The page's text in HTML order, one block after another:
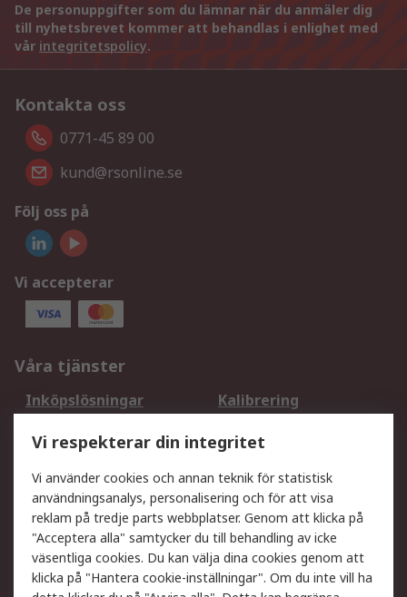
De personuppgifter som du lämnar när du anmäler dig
till nyhetsbrevet kommer att behandlas i enlighet med
vår integritetspolicy.
Kontakta oss
0771-45 89 00
kund@rsonline.se
Följ oss på
Vi accepterar
Våra tjänster
Inköpslösningar
Kalibrering
DesignSpark
Teknisk Support
Ditt lokala säljteam
Exportlösningar
Support
Få hjälp
Retur av varor
Leverans
Spåra din order
Vi respekterar din integritet
Vi använder cookies och annan teknik för statistisk
användningsanalys, personalisering och för att visa
reklam på tredje parts webbplatser. Genom att klicka på
"Acceptera alla" samtycker du till behandling av icke
väsentliga cookies. Du kan välja dina cookies genom att
klicka på "Hantera cookie-inställningar". Om du inte vill ha